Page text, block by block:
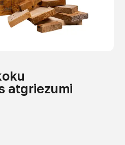
atgriezumi